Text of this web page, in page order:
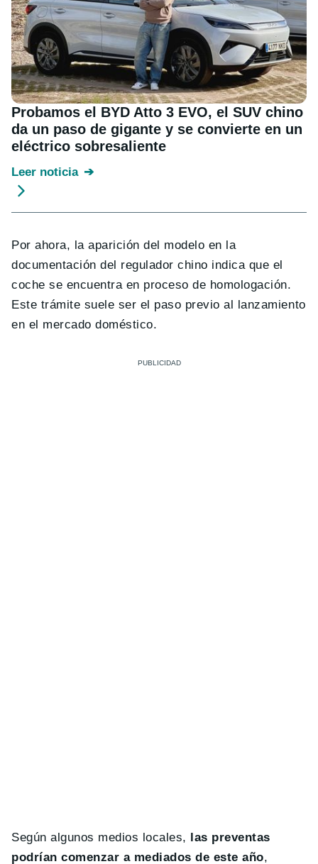
Probamos el BYD Atto 3 EVO, el SUV chino
da un paso de gigante y se convierte en un
eléctrico sobresaliente
Leer noticia
Por ahora, la aparición del modelo en la
documentación del regulador chino indica que el
coche se encuentra en proceso de homologación.
Este trámite suele ser el paso previo al lanzamiento
en el mercado doméstico.
Según algunos medios locales, las preventas
podrían comenzar a mediados de este año,